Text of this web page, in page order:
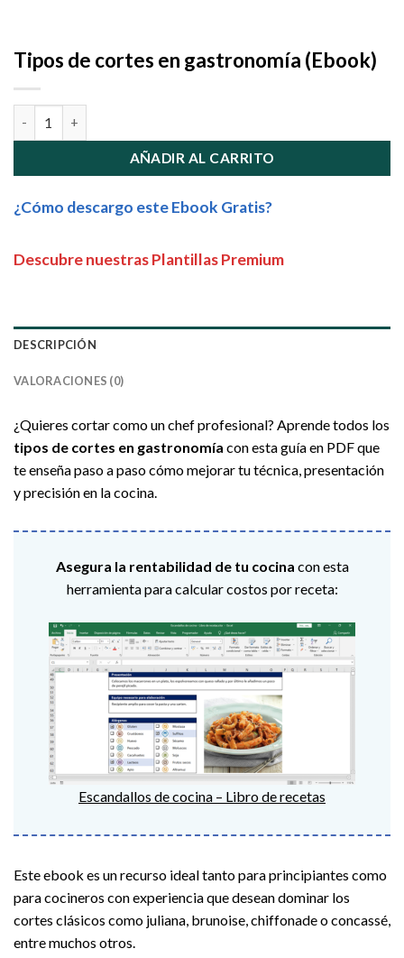
Tipos de cortes en gastronomía (Ebook)
AÑADIR AL CARRITO
¿Cómo descargo este Ebook Gratis?
Descubre nuestras Plantillas Premium
DESCRIPCIÓN
VALORACIONES (0)
¿Quieres cortar como un chef profesional? Aprende todos los
tipos de cortes en gastronomía con esta guía en PDF que
te enseña paso a paso cómo mejorar tu técnica, presentación
y precisión en la cocina.
Asegura la rentabilidad de tu cocina con esta
herramienta para calcular costos por receta:
Escandallos de cocina – Libro de recetas
Este ebook es un recurso ideal tanto para principiantes como
para cocineros con experiencia que desean dominar los
cortes clásicos como juliana, brunoise, chiffonade o concassé,
entre muchos otros.